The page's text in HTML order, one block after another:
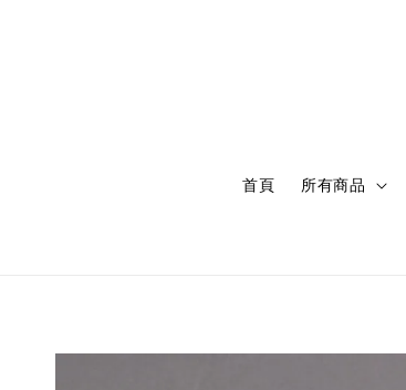
首頁 所有商品